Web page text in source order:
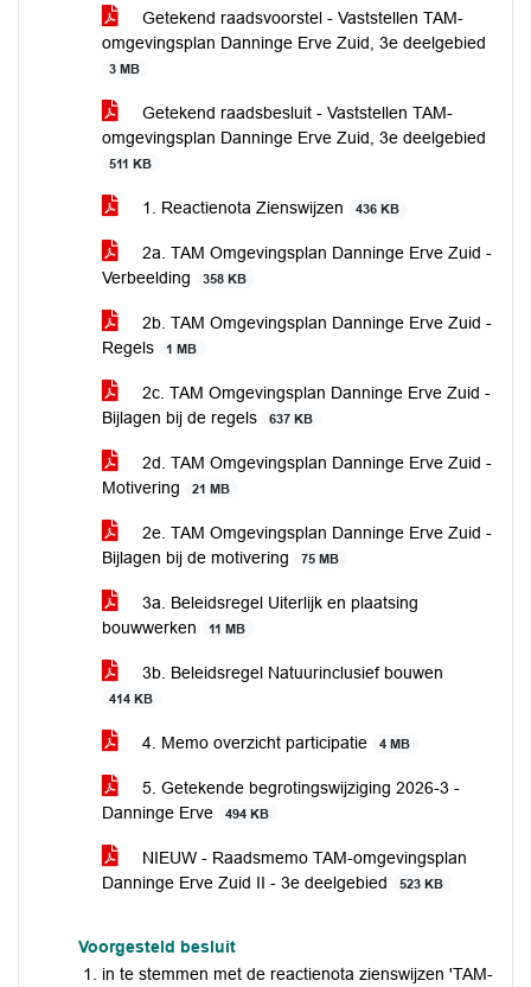
Getekend raadsvoorstel - Vaststellen TAM-
omgevingsplan Danninge Erve Zuid, 3e deelgebied
3 MB
Getekend raadsbesluit - Vaststellen TAM-
omgevingsplan Danninge Erve Zuid, 3e deelgebied
511 KB
1. Reactienota Zienswijzen 436 KB
2a. TAM Omgevingsplan Danninge Erve Zuid -
Verbeelding
358 KB
2b. TAM Omgevingsplan Danninge Erve Zuid -
Regels
1 MB
2c. TAM Omgevingsplan Danninge Erve Zuid -
Bijlagen bij de regels
637 KB
2d. TAM Omgevingsplan Danninge Erve Zuid -
Motivering
21 MB
2e. TAM Omgevingsplan Danninge Erve Zuid -
Bijlagen bij de motivering
75 MB
3a. Beleidsregel Uiterlijk en plaatsing
bouwwerken
11 MB
3b. Beleidsregel Natuurinclusief bouwen
414 KB
4. Memo overzicht participatie 4 MB
5. Getekende begrotingswijziging 2026-3 -
Danninge Erve
494 KB
NIEUW - Raadsmemo TAM-omgevingsplan
Danninge Erve Zuid II - 3e deelgebied
523 KB
Voorgesteld besluit
in te stemmen met de reactienota zienswijzen 'TAM-